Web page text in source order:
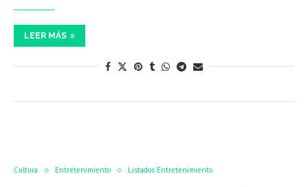
LEER MÁS
Cultura Entretenimiento Listados Entretenimiento